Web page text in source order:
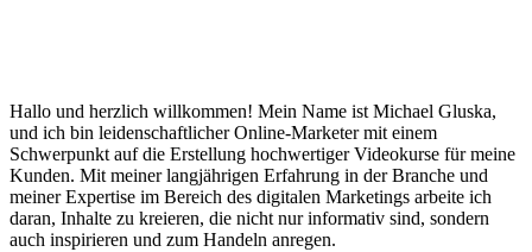
Hallo und herzlich willkommen! Mein Name ist Michael Gluska,
und ich bin leidenschaftlicher Online-Marketer mit einem
Schwerpunkt auf die Erstellung hochwertiger Videokurse für meine
Kunden. Mit meiner langjährigen Erfahrung in der Branche und
meiner Expertise im Bereich des digitalen Marketings arbeite ich
daran, Inhalte zu kreieren, die nicht nur informativ sind, sondern
auch inspirieren und zum Handeln anregen.